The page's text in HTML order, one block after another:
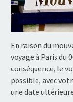
En raison du
voyage à Paris du
conséquence, le
possible, avec
une date